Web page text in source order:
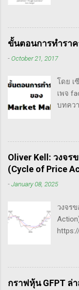
มือที่
คายหุ้
จะมีก
ประเภ
กระโ
“กา
ตอบแ
วิธีกา
เป็นก
หรือปั
ชนะใ
จังห
พิสูจน์
เทรด
คุณสม
คุณสา
ขั้นตอนการทำรา
-October 21, 2017
โดย เ
เพจ
บทคว
เอง,
How
น่าเ
พอไ
พยา
อยู่ใน
อาจจ
น่าจะ
อังกฤ
3/
ขั้นตอ
Oliver Kell: วงจร
(Cycle of Price
-January 08, 2025
วงจร
ยิ่งให
แข่งขัน
กราฟหุ้น GFPT ล่